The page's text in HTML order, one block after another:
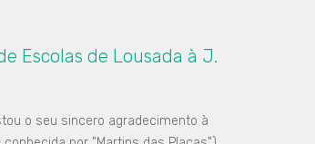
Escolas de Lousada à J.
o seu sincero agradecimento à